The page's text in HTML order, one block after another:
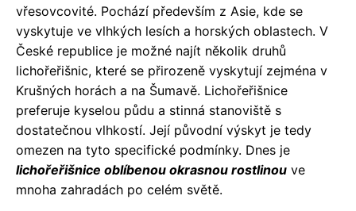
vřesovcovité. Pochází především z Asie, kde se
vyskytuje ve vlhkých lesích a horských oblastech. V
České republice je možné najít několik druhů
lichořeřišnic, které se přirozeně vyskytují zejména v
Krušných horách a na Šumavě. Lichořeřišnice
preferuje kyselou půdu a stinná stanoviště s
dostatečnou vlhkostí. Její původní výskyt je tedy
omezen na tyto specifické podmínky. Dnes je
lichořeřišnice oblíbenou okrasnou rostlinou ve
mnoha zahradách po celém světě.